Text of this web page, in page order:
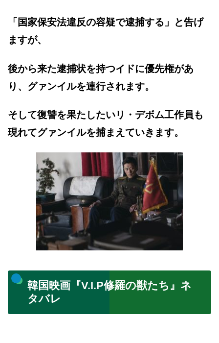
「国家保安法違反の容疑で逮捕する」と告げ
ますが、
後から来た逮捕状を持つイドに優先権があ
り、グァンイルを連行されます。
そして復讐を果たしたいリ・デボム工作員も
現れてグァンイルを捕まえていきます。
韓国映画『V.I.P修羅の獣たち』ネ
タバレ